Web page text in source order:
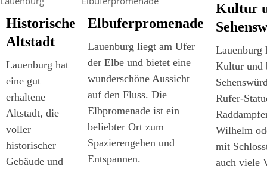
Historische
Altstadt
Lauenburg hat
eine gut
erhaltene
Altstadt, die
voller
historischer
Gebäude und
Elbuferpromenade
Lauenburg liegt am Ufer
der Elbe und bietet eine
wunderschöne Aussicht
auf den Fluss. Die
Elbpromenade ist ein
beliebter Ort zum
Spazierengehen und
Entspannen.
Kultur
Lauenburg
Kultur und
Rufer-
Wilhelm
mit
auch viele